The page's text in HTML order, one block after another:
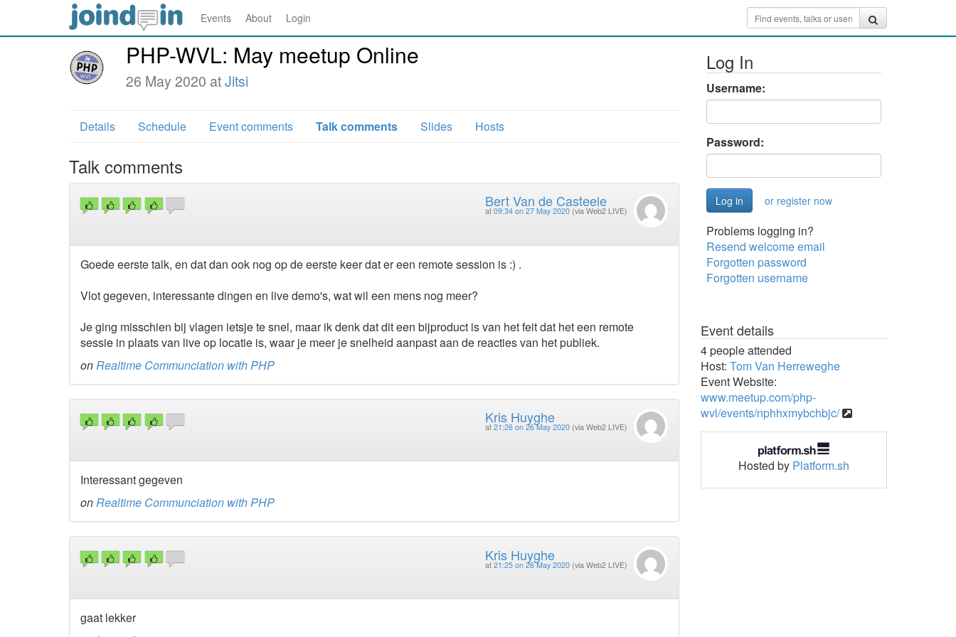
Events About Login
PHP-WVL: May meetup Online
26 May 2020 atJitsi
Details Schedule Event comments Talk comments Slides Hosts
Talk comments
Bert Van de Casteele
at 09:34 on 27 May 2020 (via Web2 LIVE)
Goede eerste talk, en dat dan ook nog op de eerste keer dat er een remote session is :) .
Vlot gegeven, interessante dingen en live demo's, wat wil een mens nog meer?
Je ging misschien bij vlagen ietsje te snel, maar ik denk dat dit een bijproduct is van het feit dat het een remote
sessie in plaats van live op locatie is, waar je meer je snelheid aanpast aan de reacties van het publiek.
on Realtime Communciation with PHP
Kris Huyghe
at 21:26 on 26 May 2020 (via Web2 LIVE)
Interessant gegeven
onRealtime Communciation with PHP
Kris Huyghe
at 21:25 on 26 May 2020 (via Web2 LIVE)
gaat lekker
Log In
Username:
Password:
or register now
Problems logging in?
Resend welcome email
Forgotten password
Forgotten username
Event details
4 people attended
Host: Tom Van Herreweghe
Event Website:
www.meetup.com/php-
wvl/events/nphhxmybchbjc/
Hosted by Platform.sh